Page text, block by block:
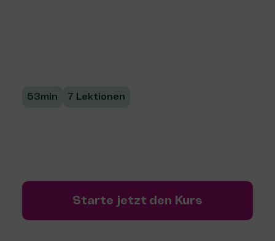
53min 7 Lektionen
Starte jetzt den Kurs